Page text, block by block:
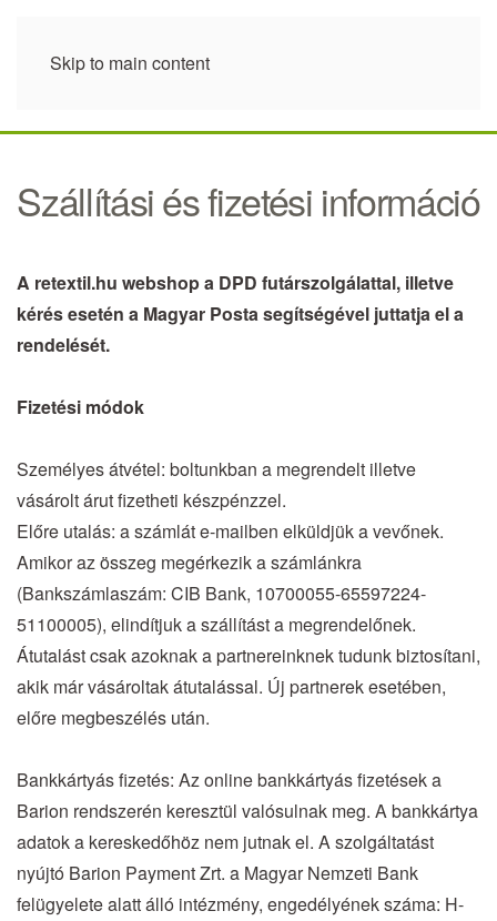
Skip to main content
Szállítási és fizetési információ
A retextil.hu webshop a DPD futárszolgálattal, illetve
kérés esetén a Magyar Posta segítségével juttatja el a
rendelését.
Fizetési módok
Személyes átvétel: boltunkban a megrendelt illetve
vásárolt árut fizetheti készpénzzel.
Előre utalás: a számlát e-mailben elküldjük a vevőnek.
Amikor az összeg megérkezik a számlánkra
(Bankszámlaszám: CIB Bank, 10700055-65597224-
51100005), elindítjuk a szállítást a megrendelőnek.
Átutalást csak azoknak a partnereinknek tudunk biztosítani,
akik már vásároltak átutalással. Új partnerek esetében,
előre megbeszélés után.
Bankkártyás fizetés: Az online bankkártyás fizetések a
Barion rendszerén keresztül valósulnak meg. A bankkártya
adatok a kereskedőhöz nem jutnak el. A szolgáltatást
nyújtó Barion Payment Zrt. a Magyar Nemzeti Bank
felügyelete alatt álló intézmény, engedélyének száma: H-